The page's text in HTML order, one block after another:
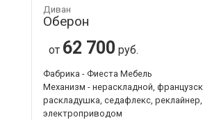
Диван
Оберон
от 62 700 руб.
Фабрика - Фиеста Мебель
Механизм - нераскладной,
раскладушка, седафлекс,
электроприводом